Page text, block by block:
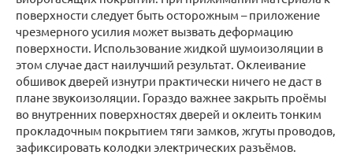
поверхности следует быть осторожным – приложение
чрезмерного усилия может вызвать деформацию
поверхности. Использование жидкой шумоизоляции в
этом случае даст наилучший результат. Оклеивание
обшивок дверей изнутри практически ничего не даст в
плане звукоизоляции. Гораздо важнее закрыть проёмы
во внутренних поверхностях дверей и оклеить тонким
прокладочным покрытием тяги замков, жгуты проводов,
зафиксировать колодки электрических разъёмов.